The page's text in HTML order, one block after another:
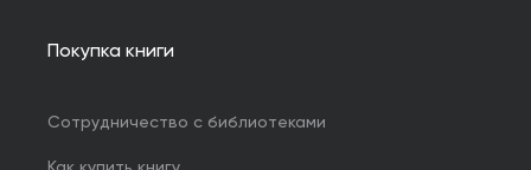
Покупка книги
Сотрудничество с библиотеками